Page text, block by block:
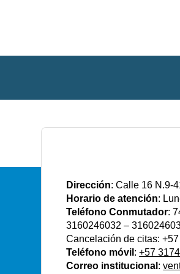
Dirección: Calle 16 N.9-
Horario de atención:
Teléfono Conmutador:
3160246032 –
Cancelación de citas:
Teléfono móvil :+57
Correo institucional :